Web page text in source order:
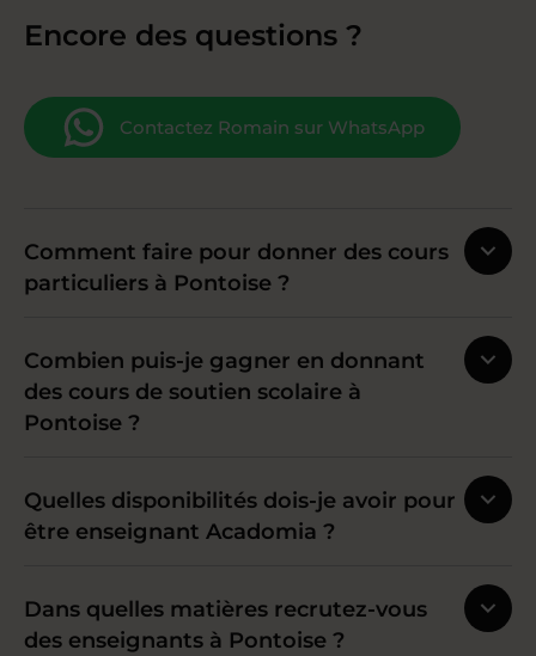
Encore des questions ?
Contactez Romain sur WhatsApp
Comment faire pour donner des cours
particuliers à Pontoise ?
Combien puis-je gagner en donnant
des cours de soutien scolaire à
Pontoise ?
Quelles disponibilités dois-je avoir pour
être enseignant Acadomia ?
Dans quelles matières recrutez-vous
des enseignants à Pontoise ?